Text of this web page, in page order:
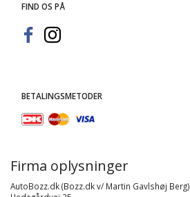
FIND OS PÅ
BETALINGSMETODER
Firma oplysninger
AutoBozz.dk (Bozz.dk v/ Martin Gavlshøj Berg)